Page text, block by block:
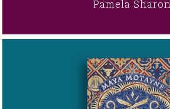
Pamela Sharon